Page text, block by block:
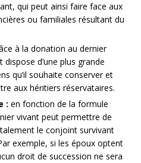
qui peut ainsi faire face aux
ou familiales résultant du
à la donation au dernier
d’une plus grande
qu’il souhaite conserver et
aux héritiers réservataires.
: en fonction de la formule
vivant peut permettre de
le conjoint survivant
exemple, si les époux optent
droit de succession ne sera